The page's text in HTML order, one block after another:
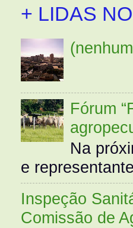
+ LIDAS
Fórum
Na
e
Inspeção
Comissão de